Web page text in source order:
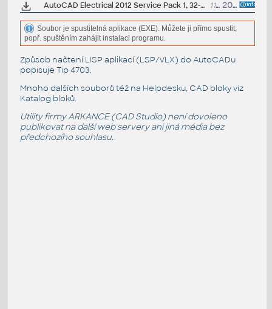
AutoCAD Electrical 2012 Service Pack 1, 32-bit (EN/DE...) 11.8MB 20.9.2011
Soubor je spustitelná aplikace (EXE). Můžete ji přímo spustit,
popř. spuštěním zahájit instalaci programu.
Způsob načtení LISP aplikací (LSP/VLX) do AutoCADu
popisuje Tip 4703.
Mnoho dalších souborů též na Helpdesku, CAD bloky viz
Katalog bloků.
Utility firmy ARKANCE (CAD Studio) není dovoleno
publikovat na další web servery ani jiná média bez
předchozího souhlasu.